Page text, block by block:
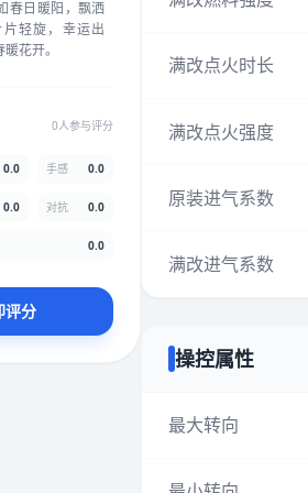
春日暖阳，飘洒
轻旋，幸运出
花开。
0人参与评分
0.0 手感 0.0
0.0 对抗 0.0
0.0
评分
满改点火时长
满改点火强度
原装进气系数
满改进气系数
操控属性
最大转向
★★★★★
★★★★
5.0分
★★
玩家评分结果，速度占比0%，手感占比0%，对抗占比
0%，性价比占比0%，颜值占比0%